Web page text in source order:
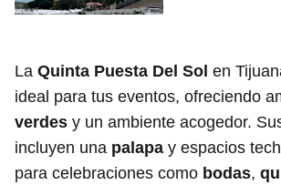
La Quinta Puesta Del Sol en
ideal para tus eventos, ofreciendo
verdes y un ambiente acogedor.
incluyen una palapa y espacios
para celebraciones como bodas,